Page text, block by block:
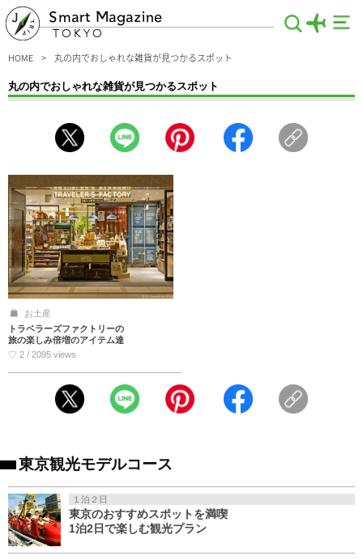
Smart Magazine
TOKYO
HOME 丸の内でおしゃれな雑貨が見つかるスポット
丸の内でおしゃれな雑貨が見つかるスポット
イスト、北欧、そのお店でしか買えないオリジナル雑貨など、見ているだけでも楽
しめる情報をお届け♪東京で雑貨屋巡りをしたい方はもちろん、彼女・友人に喜ば
お土産
トラベラーズファクトリーの
旅の楽しみ倍増のアイテム達
♡ 2 / 2095 views
東京観光モデルコース
１泊２日
東京のおすすめスポットを満喫
1泊2日で楽しむ観光プラン